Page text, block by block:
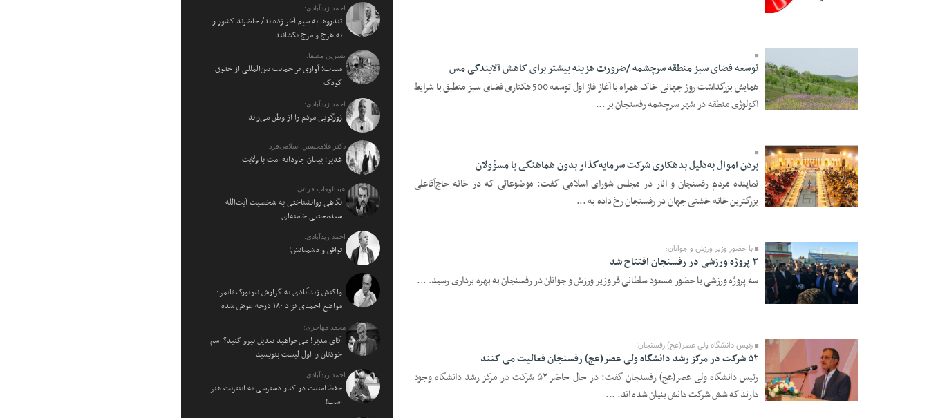
18 Azar 1397 - 20:45
توسعه فضای سبز منطقه سرچشمه /ضرورت هزینه بیشتر برای کاهش آلایندگی مس
همایش بزرگداشت روز جهانی خاک همراه با آغاز فاز اول توسعه 500 هکتاری فضای سبز منطبق با شرایط
اکولوژی منطقه در شهر سرچشمه رفسنجان بر ...
18 Azar 1397 - 20:45
بردن اموال به‌دلیل بدهکاری شرکت سرمایه‌گذار بدون هماهنگی با مسؤولان
نماینده مردم رفسنجان و انار در مجلس شورای اسلامی گفت: موضوعاتی که در خانه حاج‌آقاعلی
بزرگترین خانه خشتی جهان در رفسنجان رخ داده به ...
با حضور وزیر ورزش و جوانان؛
۳ پروژه ورزشی در رفسنجان افتتاح شد
سه پروژه ورزشی با حضور مسعود سلطانی فر وزیر ورزش و جوانان در رفسنجان به بهره برداری رسید. ...
رئیس دانشگاه ولی عصر(عج) رفسنجان:
۵۲ شرکت در مرکز رشد دانشگاه ولی عصر(عج) رفسنجان فعالیت می کنند
رئیس دانشگاه ولی عصر(عج) رفسنجان گفت: در حال حاضر ۵۲ شرکت در مرکز رشد دانشگاه وجود
دارند که شش شرکت دانش بنیان شده اند. ...
احمد زیدآبادی:
تندروها به سیم آخر زده‌اند/ حاضرند کشور را
به هرج و مرج بکشانند
نسرین مصفا:
میناب؛ آواری بر حمایت بین‌المللی از حقوق
کودک
احمد زیدآبادی:
زورگویی مردم را از وطن می‌راند
دکتر غلامحسین اسلامی‌فرد:
غدیر؛ پیمان جاودانه امت با ولایت
عبدالوهاب فراتی
نگاهی روانشناختی به شخصیت آیت‌الله
سیدمجتبی خامنه‌ای
احمد زیدآبادی:
توافق و دشمنانش!
واکنش زیدآبادی به گزارش نیویورک تایمز:
مواضع احمدی نژاد ۱۸۰ درجه عوض شده
محمد مهاجری:
آقای مدیر! می‌خواهید تعدیل نیرو کنید؟ اسم
خودتان را اول لیست بنویسید
احمد زیدآبادی:
حفظ امنیت در کنار دسترسی به اینترنت هنر
است!